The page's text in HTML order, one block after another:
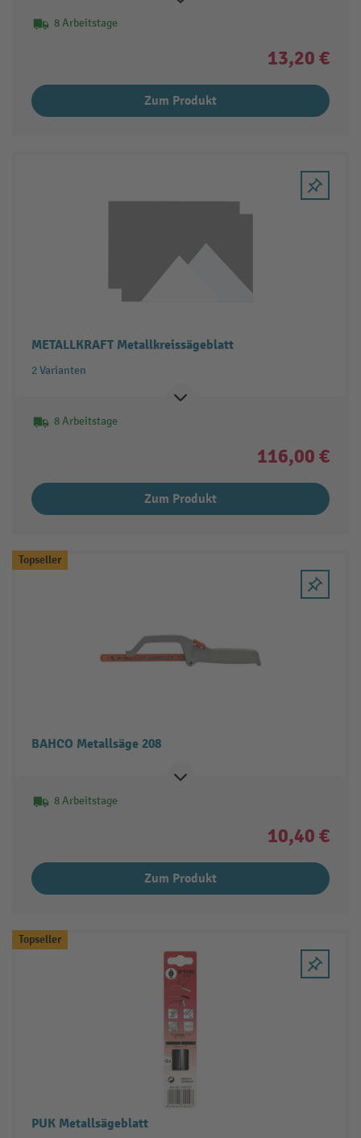
8 Arbeitstage
13,20 €
Zum Produkt
METALLKRAFT Metallkreissägeblatt
2 Varianten
8 Arbeitstage
116,00 €
Zum Produkt
Topseller
BAHCO Metallsäge 208
8 Arbeitstage
10,40 €
Zum Produkt
Topseller
PUK Metallsägeblatt